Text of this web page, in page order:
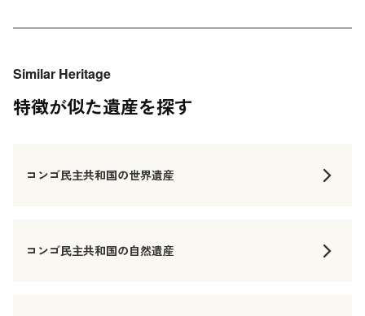
Similar Heritage
特徴が似た遺産を探す
コンゴ民主共和国の世界遺産
コンゴ民主共和国の自然遺産